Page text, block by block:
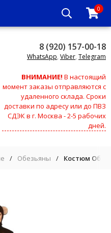
0
8 (920) 157-00-18
WhatsApp, Viber, Telegram
ВНИМАНИЕ! В настоящий
момент заказы отправляются с
удаленного склада. Сроки
доставки по адресу или до ПВЗ
СДЭК в г. Москва - 2-5 рабочих
дней.
/ Обезьяны / Костюм